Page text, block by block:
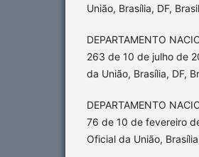
União, Brasília, DF,
DEPARTAMENTO
263 de 10 de julho de
da União, Brasília, DF,
DEPARTAMENTO
76 de 10 de fevereiro
Oficial da União,